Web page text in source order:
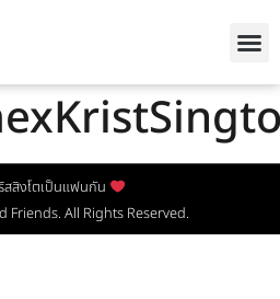
สสิงโตเป็นแฟนกัน
Friends. All Rights Reserved.